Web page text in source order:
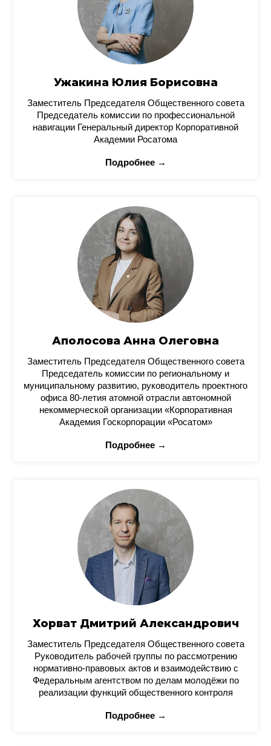
Ужакина Юлия Борисовна
Заместитель Председателя Общественного совета
Председатель комиссии по профессиональной
навигации Генеральный директор Корпоративной
Академии Росатома
Подробнее →
Аполосова Анна Олеговна
Заместитель Председателя Общественного совета
Председатель комиссии по региональному и
муниципальному развитию, руководитель проектного
офиса 80-летия атомной отрасли автономной
некоммерческой организации «Корпоративная
Академия Госкорпорации «Росатом»
Подробнее →
Хорват Дмитрий Александрович
Заместитель Председателя Общественного совета
Руководитель рабочей группы по рассмотрению
нормативно-правовых актов и взаимодействию с
Федеральным агентством по делам молодёжи по
реализации функций общественного контроля
Подробнее →